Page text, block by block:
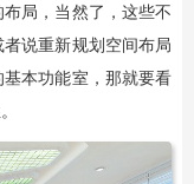
局，当然了，这些不
说重新规划空间布局
本功能室，那就要看